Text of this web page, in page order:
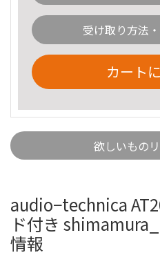
受け取り方法
カート
欲しいもの
audio−technica
ド付き
情報